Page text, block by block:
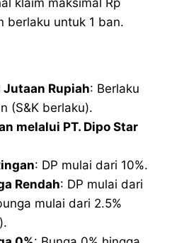
berlaku untuk 1 ban.
Rupiah: Berlaku
(S&K berlaku).
melalui PT. Dipo Star
: DP mulai dari 10%.
Rendah: DP mulai dari
mulai dari 2.5%